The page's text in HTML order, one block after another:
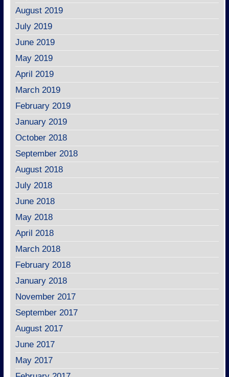
August 2019
July 2019
June 2019
May 2019
April 2019
March 2019
February 2019
January 2019
October 2018
September 2018
August 2018
July 2018
June 2018
May 2018
April 2018
March 2018
February 2018
January 2018
November 2017
September 2017
August 2017
June 2017
May 2017